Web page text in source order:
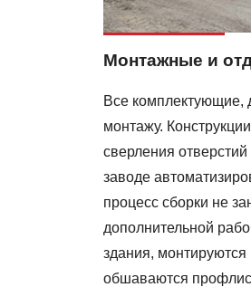
Монтажные и
Все комплектующие,
монтажу.
сверления
заводе
процесс сборки не
дополнительной
здания, монтируются
обшаваются